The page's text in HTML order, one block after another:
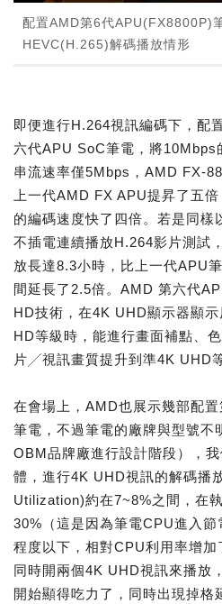
配置AMD第6代APU(FX8800P)
HEVC(H.265)解碼播放情形
即便進行H.264視訊編碼下，配
六代APU SoC筆電，將10Mbps
串流速率僅5Mbps，AMD FX-
上一代AMD FX APU提昇了五
的編碼速度快了四倍。若是同樣
不插電連續播放H.264影片測試
放長達8.3小時，比上一代APU
間延長了2.5倍。AMD 第六代
HD技術，在4K UHD顯示器顯
HD等級時，能進行畫面補點、
片╱視訊畫質提升到準4K UHD等
在會場上，AMD也展示幾部配
筆電，不過筆電的廠牌與型號
OBM品牌廠進行設計階段），
體，進行4K UHD視訊的解碼播
Utilization)約在7~8%之間，在
30%（這是因為筆電CPU進入
程度以下，相對CPU利用率增加
同時開兩個4K UHD視訊來播放
開始顯得吃力了，同時出現掉格